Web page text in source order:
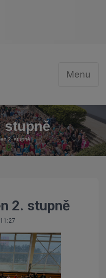
Menu
stupně
2. stupně
2. stupně